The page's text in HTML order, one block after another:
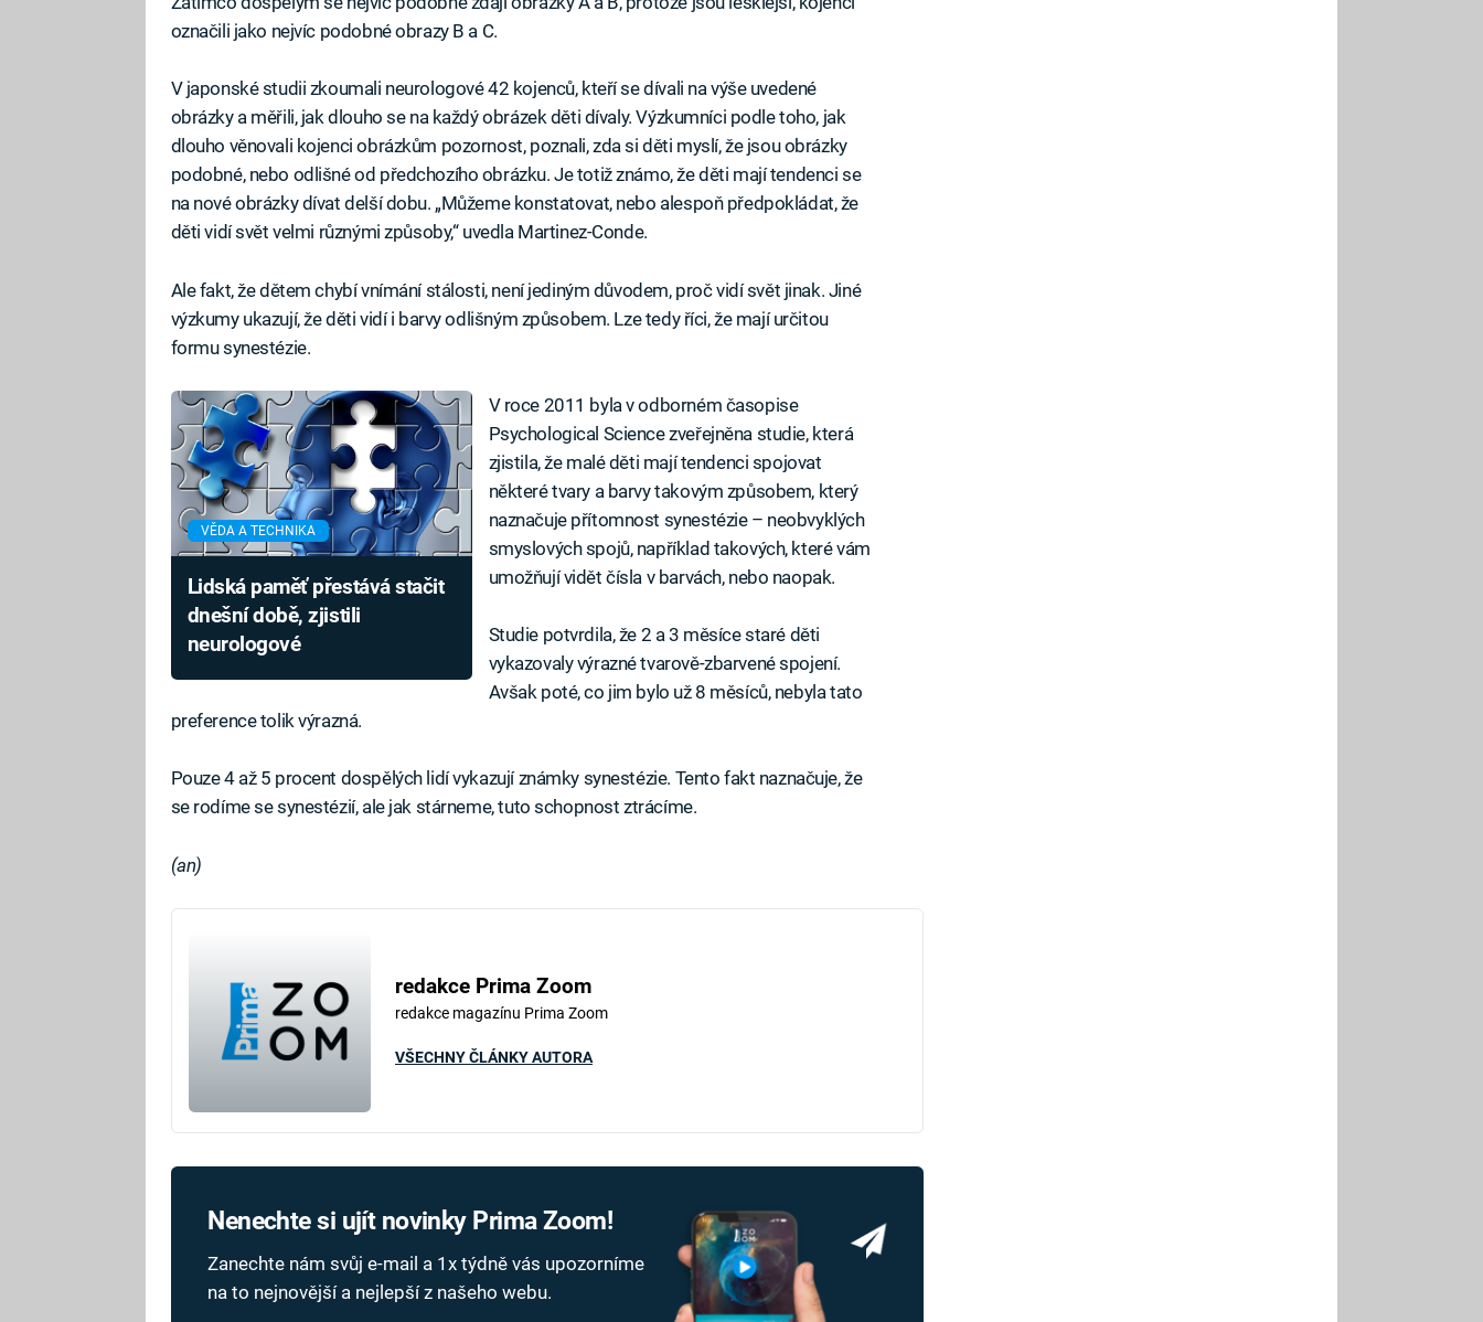
označili jako nejvíc podobné obrazy B a C.
V japonské studii zkoumali neurologové 42 kojenců, kteří se dívali na výše uvedené
obrázky a měřili, jak dlouho se na každý obrázek děti dívaly. Výzkumníci podle toho, jak
dlouho věnovali kojenci obrázkům pozornost, poznali, zda si děti myslí, že jsou obrázky
podobné, nebo odlišné od předchozího obrázku. Je totiž známo, že děti mají tendenci se
na nové obrázky dívat delší dobu. „Můžeme konstatovat, nebo alespoň předpokládat, že
děti vidí svět velmi různými způsoby,“ uvedla Martinez-Conde.
Ale fakt, že dětem chybí vnímání stálosti, není jediným důvodem, proč vidí svět jinak. Jiné
výzkumy ukazují, že děti vidí i barvy odlišným způsobem. Lze tedy říci, že mají určitou
formu synestézie.
VĚDA A TECHNIKA
Lidská paměť přestává stačit
dnešní době, zjistili
neurologové
V roce 2011 byla v odborném časopise
Psychological Science zveřejněna studie, která
zjistila, že malé děti mají tendenci spojovat
některé tvary a barvy takovým způsobem, který
naznačuje přítomnost synestézie – neobvyklých
smyslových spojů, například takových, které vám
umožňují vidět čísla v barvách, nebo naopak.
Studie potvrdila, že 2 a 3 měsíce staré děti
vykazovaly výrazné tvarově-zbarvené spojení.
Avšak poté, co jim bylo už 8 měsíců, nebyla tato
preference tolik výrazná.
Pouze 4 až 5 procent dospělých lidí vykazují známky synestézie. Tento fakt naznačuje, že
se rodíme se synestézií, ale jak stárneme, tuto schopnost ztrácíme.
(an)
redakce Prima Zoom
redakce magazínu Prima Zoom
VŠECHNY ČLÁNKY AUTORA
Nenechte si ujít novinky Prima Zoom!
Zanechte nám svůj e-mail a 1x týdně vás upozorníme
na to nejnovější a nejlepší z našeho webu.